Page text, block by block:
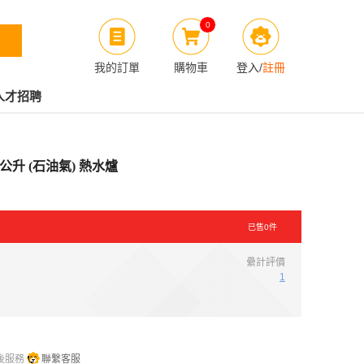
我的訂單
0
購物車 登入/註冊
才招聘
升 (石油氣) 熱水爐
已售0件
纍計評價
1
服務 聯繫客服